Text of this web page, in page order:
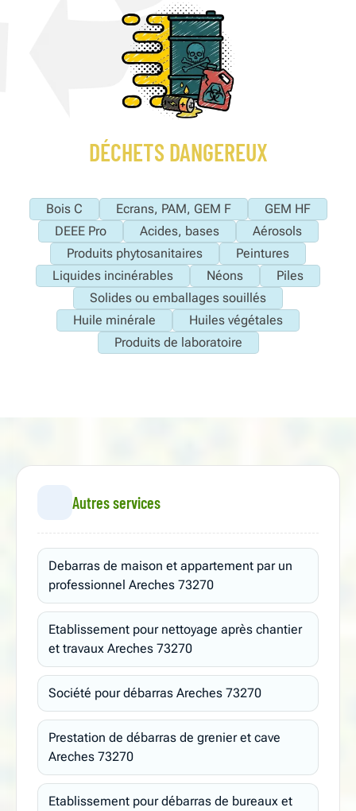
DÉCHETS DANGEREUX
Bois C Ecrans, PAM, GEM F
GEM HF
DEEE Pro
Acides, bases
Aérosols
Produits phytosanitaires
Peintures
Liquides incinérables
Néons
Piles
Solides ou emballages souillés
Huile minérale
Huiles végétales
Produits de laboratoire
Autres services
Debarras de maison et appartement par un
professionnel Areches 73270
Etablissement pour nettoyage après chantier
et travaux Areches 73270
Société pour débarras Areches 73270
Prestation de débarras de grenier et cave
Areches 73270
Etablissement pour débarras de bureaux et